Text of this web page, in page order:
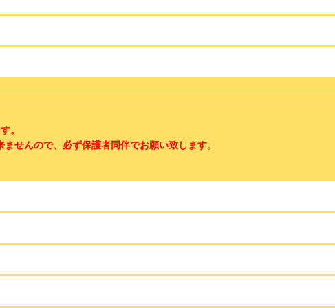
。
せんので、必ず保護者同伴でお願い致します。